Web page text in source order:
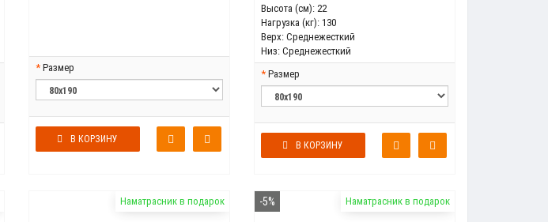
Размер
В КОРЗИНУ
Высота (см): 22
Нагрузка (кг): 130
Верх: Среднежесткий
Низ: Среднежесткий
Размер
В КОРЗИНУ
Наматрасник в подарок Наматрасник в подарок
-5%